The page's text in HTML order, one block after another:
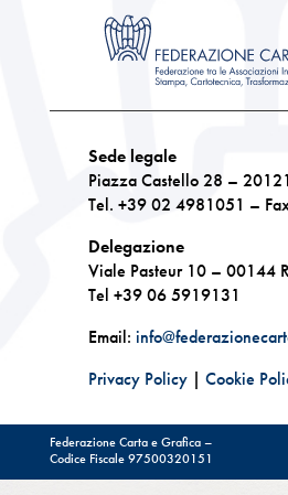
Sede legale
Piazza Castello 28 –
Tel. +39 02 4981051 –
Delegazione
Viale Pasteur 10 – 00144
Tel +39 06 5919131
Email:
Privacy Policy| Cookie
Federazione Carta e Grafica –
Codice Fiscale 97500320151